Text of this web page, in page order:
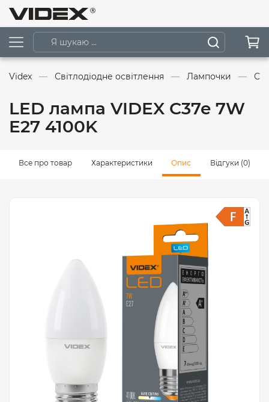
Videx Світлодіодне освітлення Лампочки
LED лампа VIDEX C37e 7W
E27 4100K
Все про товар Характеристики Опис Відгуки (0)